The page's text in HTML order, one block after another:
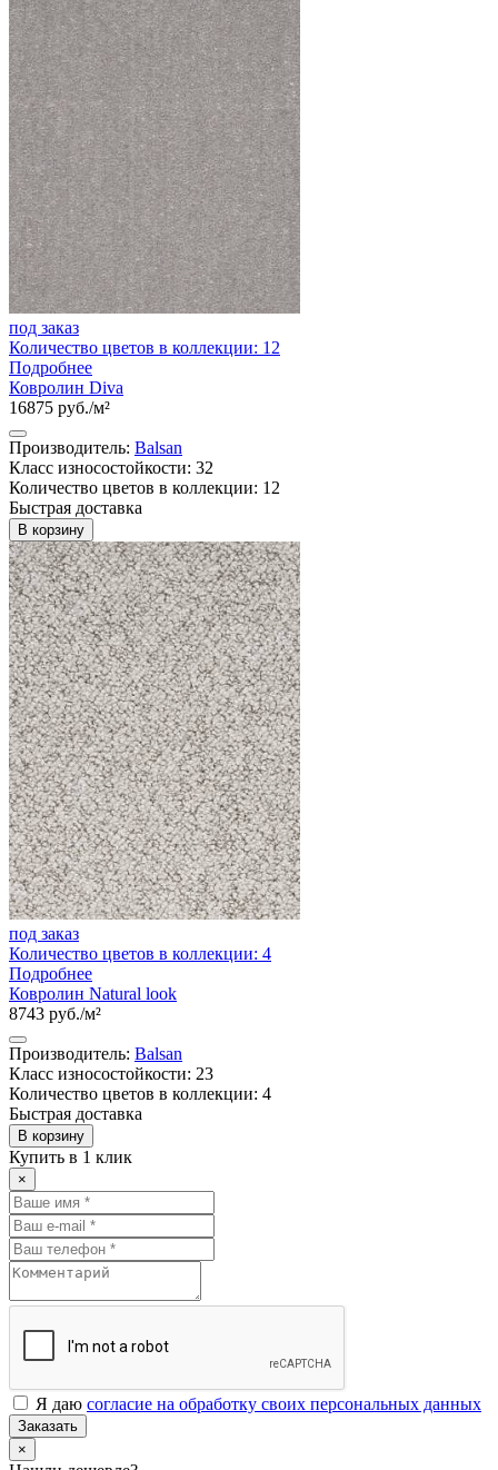
под заказ
Количество цветов в коллекции: 12
Подробнее
Ковролин Diva
16875 руб./м²
Производитель: Balsan
Класс износостойкости: 32
Количество цветов в коллекции: 12
Быстрая доставка
В корзину
под заказ
Количество цветов в коллекции: 4
Подробнее
Ковролин Natural look
8743 руб./м²
Производитель: Balsan
Класс износостойкости: 23
Количество цветов в коллекции: 4
Быстрая доставка
В корзину
Купить в 1 клик
×
Я даю согласие на обработку своих персональных данных
Заказать
×